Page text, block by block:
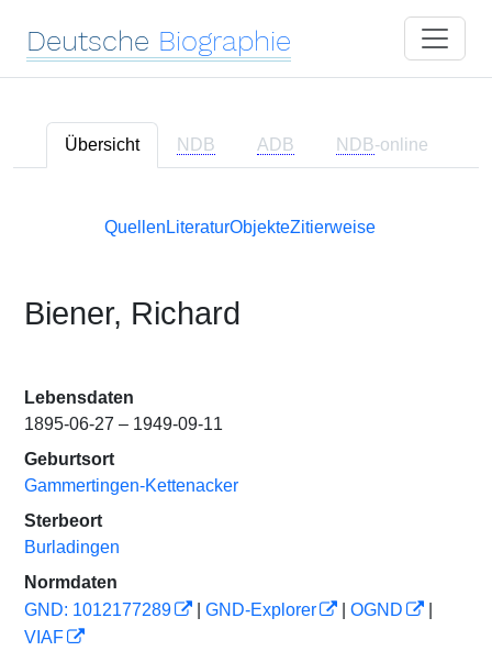
Deutsche Biographie
Übersicht NDB ADB NDB-online
Quellen LiteraturObjekteZitierweise
Biener, Richard
Lebensdaten
1895-06-27 – 1949-09-11
Geburtsort
Gammertingen-Kettenacker
Sterbeort
Burladingen
Normdaten
GND: 1012177289
GND-Explorer OGND
VIAF